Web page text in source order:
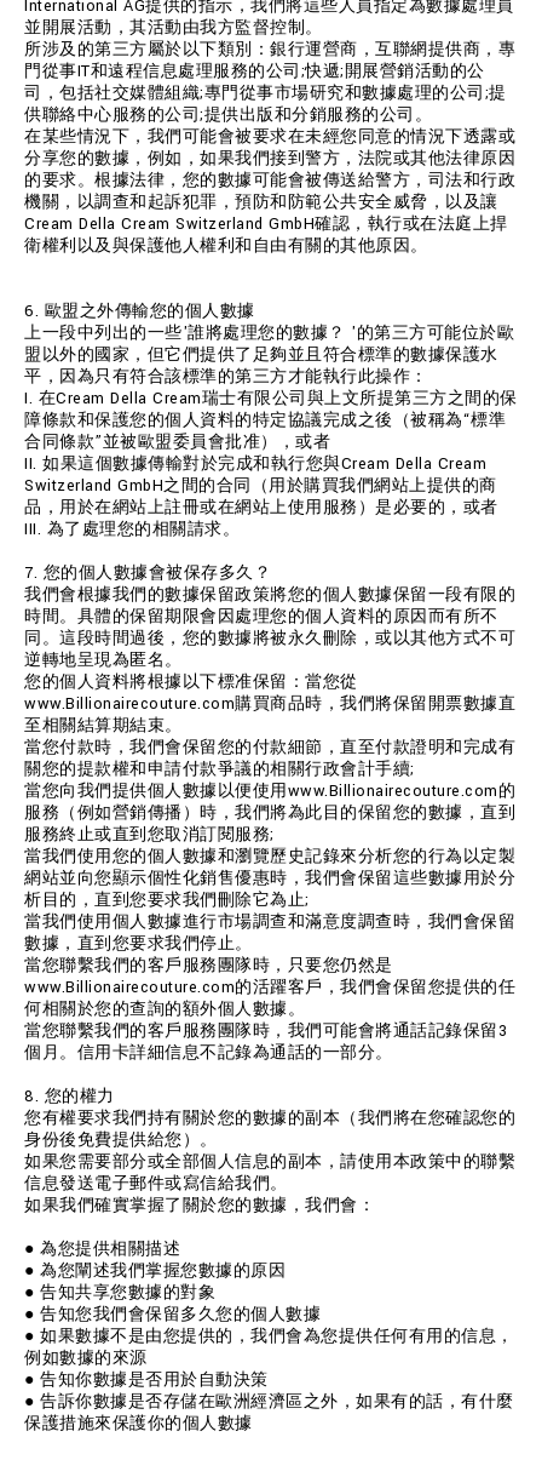
International AG提供的指示，我們將這些人員指定為數據處理員
並開展活動，其活動由我方監督控制。
所涉及的第三方屬於以下類別：銀行運營商，互聯網提供商，專
門從事IT和遠程信息處理服務的公司;快遞;開展營銷活動的公
司，包括社交媒體組織;專門從事市場研究和數據處理的公司;提
供聯絡中心服務的公司;提供出版和分銷服務的公司。
在某些情況下，我們可能會被要求在未經您同意的情況下透露或
分享您的數據，例如，如果我們接到警方，法院或其他法律原因
的要求。根據法律，您的數據可能會被傳送給警方，司法和行政
機關，以調查和起訴犯罪，預防和防範公共安全威脅，以及讓
Cream Della Cream Switzerland GmbH確認，執行或在法庭上捍
衛權利以及與保護他人權利和自由有關的其他原因。
6. 歐盟之外傳輸您的個人數據
上一段中列出的一些'誰將處理您的數據？ '的第三方可能位於歐
盟以外的國家，但它們提供了足夠並且符合標準的數據保護水
平，因為只有符合該標準的第三方才能執行此操作：
I. 在Cream Della Cream瑞士有限公司與上文所提第三方之間的保
障條款和保護您的個人資料的特定協議完成之後（被稱為“標準
合同條款”並被歐盟委員會批准），或者
II. 如果這個數據傳輸對於完成和執行您與Cream Della Cream
Switzerland GmbH之間的合同（用於購買我們網站上提供的商
品，用於在網站上註冊或在網站上使用服務）是必要的，或者
III. 為了處理您的相關請求。
7. 您的個人數據會被保存多久？
我們會根據我們的數據保留政策將您的個人數據保留一段有限的
時間。具體的保留期限會因處理您的個人資料的原因而有所不
同。這段時間過後，您的數據將被永久刪除，或以其他方式不可
逆轉地呈現為匿名。
您的個人資料將根據以下標准保留：當您從
www.Billionairecouture.com購買商品時，我們將保留開票數據直
至相關結算期結束。
當您付款時，我們會保留您的付款細節，直至付款證明和完成有
關您的提款權和申請付款爭議的相關行政會計手續;
當您向我們提供個人數據以便使用www.Billionairecouture.com的
服務（例如營銷傳播）時，我們將為此目的保留您的數據，直到
服務終止或直到您取消訂閱服務;
當我們使用您的個人數據和瀏覽歷史記錄來分析您的行為以定製
網站並向您顯示個性化銷售優惠時，我們會保留這些數據用於分
析目的，直到您要求我們刪除它為止;
當我們使用個人數據進行市場調查和滿意度調查時，我們會保留
數據，直到您要求我們停止。
當您聯繫我們的客戶服務團隊時，只要您仍然是
www.Billionairecouture.com的活躍客戶，我們會保留您提供的任
何相關於您的查詢的額外個人數據。
當您聯繫我們的客戶服務團隊時，我們可能會將通話記錄保留3
個月。信用卡詳細信息不記錄為通話的一部分。
8. 您的權力
您有權要求我們持有關於您的數據的副本（我們將在您確認您的
身份後免費提供給您）。
如果您需要部分或全部個人信息的副本，請使用本政策中的聯繫
信息發送電子郵件或寫信給我們。
如果我們確實掌握了關於您的數據，我們會：
● 為您提供相關描述
● 為您闡述我們掌握您數據的原因
● 告知共享您數據的對象
● 告知您我們會保留多久您的個人數據
● 如果數據不是由您提供的，我們會為您提供任何有用的信息，
例如數據的來源
● 告知你數據是否用於自動決策
● 告訴你數據是否存儲在歐洲經濟區之外，如果有的話，有什麼
保護措施來保護你的個人數據